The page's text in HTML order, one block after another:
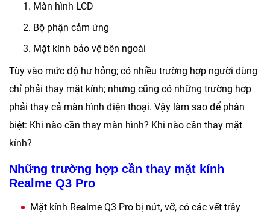
Màn hình LCD
Bộ phận cảm ứng
Mặt kính bảo vệ bên ngoài
Tùy vào mức độ hư hỏng; có nhiều trường hợp người dùng
chỉ phải thay mặt kính; nhưng cũng có những trường hợp
phải thay cả màn hình điện thoại. Vậy làm sao để phân
biệt: Khi nào cần thay màn hình? Khi nào cần thay mặt
kính?
Những trường hợp cần thay mặt kính
Realme Q3 Pro
Mặt kính Realme Q3 Pro bị nứt, vỡ, có các vết trầy